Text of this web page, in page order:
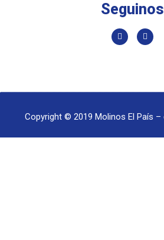
Seguinos
Copyright © 2019 Molinos El País